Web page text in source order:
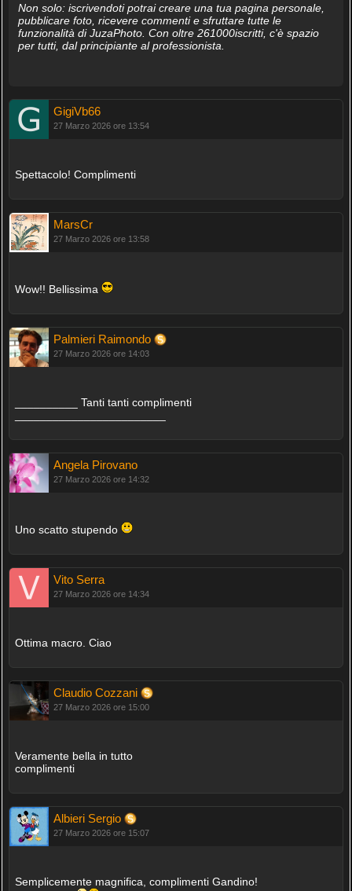
Non solo: iscrivendoti potrai creare una tua pagina personale,
pubblicare foto, ricevere commenti e sfruttare tutte le
funzionalità di JuzaPhoto. Con oltre 261000iscritti, c'è spazio
per tutti, dal principiante al professionista.
GigiVb66
27 Marzo 2026 ore 13:54
Spettacolo! Complimenti
MarsCr
27 Marzo 2026 ore 13:58
Wow!! Bellissima
Palmieri Raimondo
27 Marzo 2026 ore 14:03
__________ Tanti tanti complimenti
Angela Pirovano
27 Marzo 2026 ore 14:32
Uno scatto stupendo
Vito Serra
27 Marzo 2026 ore 14:34
Ottima macro. Ciao
Claudio Cozzani
27 Marzo 2026 ore 15:00
Veramente bella in tutto
complimenti
Albieri Sergio
27 Marzo 2026 ore 15:07
Semplicemente magnifica, complimenti Gandino!